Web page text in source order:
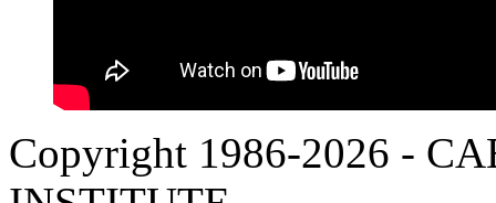
Copyright 1986-2026 -